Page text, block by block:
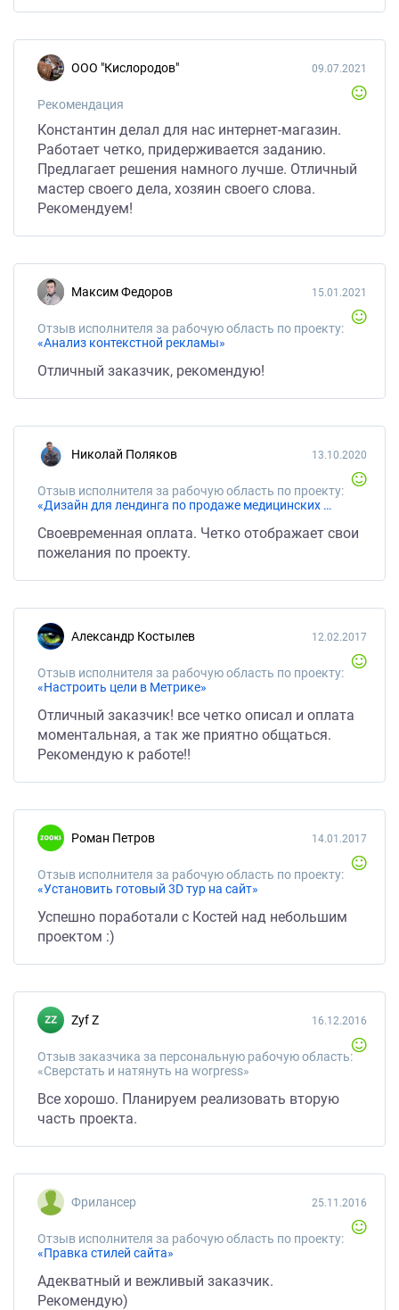
ООО "Кислородов"
Рекомендация
09.07.2021
Константин делал для нас интернет-магазин.
Работает четко, придерживается заданию.
Предлагает решения намного лучше. Отличный
мастер своего дела, хозяин своего слова.
Рекомендуем!
Максим Федоров
Отзыв исполнителя за рабочую область по проекту:
«Анализ контекстной рекламы»
15.01.2021
Отличный заказчик, рекомендую!
Николай Поляков
Отзыв исполнителя за рабочую область по проекту:
«Дизайн для лендинга по продаже медицинских масок»
13.10.2020
Своевременная оплата. Четко отображает свои
пожелания по проекту.
Александр Костылев
Отзыв исполнителя за рабочую область по проекту:
«Настроить цели в Метрике»
12.02.2017
Отличный заказчик! все четко описал и оплата
моментальная, а так же приятно общаться.
Рекомендую к работе!!
Роман Петров
Отзыв исполнителя за рабочую область по проекту:
«Установить готовый 3D тур на сайт»
14.01.2017
Успешно поработали с Костей над небольшим
проектом :)
Zyf Z
Отзыв заказчика за персональную рабочую область:
«Сверстать и натянуть на worpress»
16.12.2016
Все хорошо. Планируем реализовать вторую
часть проекта.
Фрилансер
Отзыв исполнителя за рабочую область по проекту:
«Правка стилей сайта»
25.11.2016
Адекватный и вежливый заказчик.
Рекомендую)